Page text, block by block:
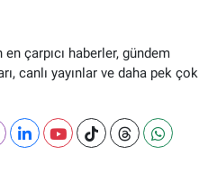
çarpıcı haberler, gündem
canlı yayınlar ve daha pek çok